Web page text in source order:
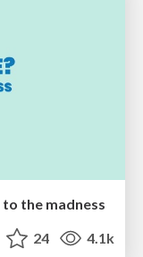
to the madness
24 4.1k